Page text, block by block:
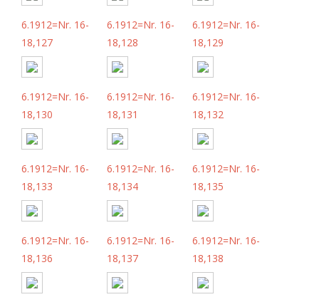
6.1912=Nr. 16-
18,127
6.1912=Nr. 16-
18,128
6.1912=Nr. 16-
18,129
6.1912=Nr. 16-
18,130
6.1912=Nr. 16-
18,131
6.1912=Nr. 16-
18,132
6.1912=Nr. 16-
18,133
6.1912=Nr. 16-
18,134
6.1912=Nr. 16-
18,135
6.1912=Nr. 16-
18,136
6.1912=Nr. 16-
18,137
6.1912=Nr. 16-
18,138